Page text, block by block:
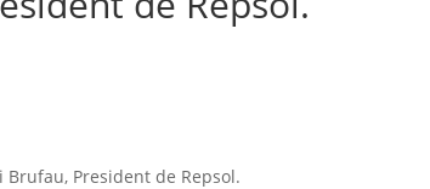
President de Repsol.